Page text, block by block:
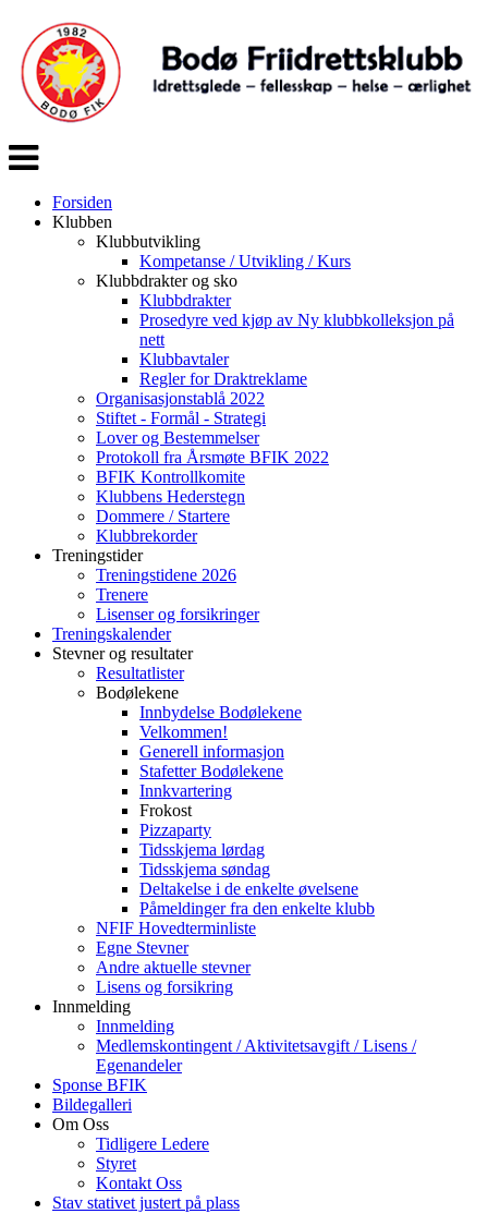
Veksle
navigasjon
Forsiden
Klubben
Klubbutvikling
Kompetanse / Utvikling / Kurs
Klubbdrakter og sko
Klubbdrakter
Prosedyre ved kjøp av Ny klubbkolleksjon på
nett
Klubbavtaler
Regler for Draktreklame
Organisasjonstablå 2022
Stiftet - Formål - Strategi
Lover og Bestemmelser
Protokoll fra Årsmøte BFIK 2022
BFIK Kontrollkomite
Klubbens Hederstegn
Dommere / Startere
Klubbrekorder
Treningstider
Treningstidene 2026
Trenere
Lisenser og forsikringer
Treningskalender
Stevner og resultater
Resultatlister
Bodølekene
Innbydelse Bodølekene
Velkommen!
Generell informasjon
Stafetter Bodølekene
Innkvartering
Frokost
Pizzaparty
Tidsskjema lørdag
Tidsskjema søndag
Deltakelse i de enkelte øvelsene
Påmeldinger fra den enkelte klubb
NFIF Hovedterminliste
Egne Stevner
Andre aktuelle stevner
Lisens og forsikring
Innmelding
Innmelding
Medlemskontingent / Aktivitetsavgift / Lisens /
Egenandeler
Sponse BFIK
Bildegalleri
Om Oss
Tidligere Ledere
Styret
Kontakt Oss
Stav stativet justert på plass